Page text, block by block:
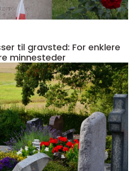
til gravsted: For enklere
minnesteder